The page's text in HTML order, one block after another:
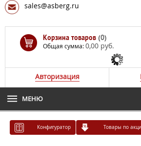
sales@asberg.ru
Корзина товаров (0)
Общая сумма:0,00 руб.
Авторизация
МЕНЮ
Конфигуратор Товары по